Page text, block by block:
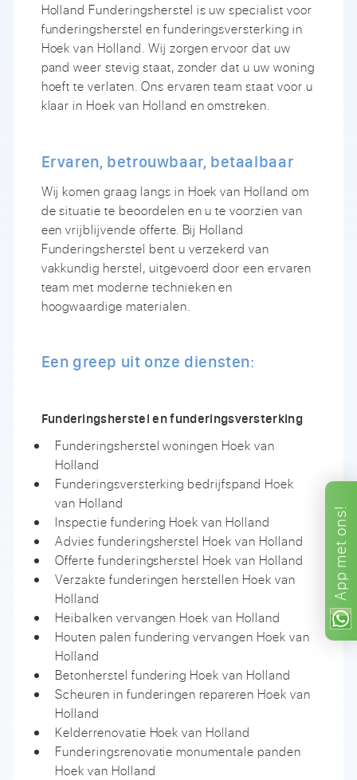
App
met
ons!
Holland Funderingsherstel is uw specialist voor
funderingsherstel en funderingsversterking in
Hoek van Holland. Wij zorgen ervoor dat uw
pand weer stevig staat, zonder dat u uw woning
hoeft te verlaten. Ons ervaren team staat voor u
klaar in Hoek van Holland en omstreken.
Ervaren, betrouwbaar, betaalbaar
Wij komen graag langs in Hoek van Holland om
de situatie te beoordelen en u te voorzien van
een vrijblijvende offerte. Bij Holland
Funderingsherstel bent u verzekerd van
vakkundig herstel, uitgevoerd door een ervaren
team met moderne technieken en
hoogwaardige materialen.
Een greep uit onze diensten:
Funderingsherstel en funderingsversterking
Funderingsherstel woningen Hoek van
Holland
Funderingsversterking bedrijfspand Hoek
van Holland
Inspectie fundering Hoek van Holland
Advies funderingsherstel Hoek van Holland
Offerte funderingsherstel Hoek van Holland
Verzakte funderingen herstellen Hoek van
Holland
Heibalken vervangen Hoek van Holland
Houten palen fundering vervangen Hoek van
Holland
Betonherstel fundering Hoek van Holland
Scheuren in funderingen repareren Hoek van
Holland
Kelderrenovatie Hoek van Holland
Funderingsrenovatie monumentale panden
Hoek van Holland